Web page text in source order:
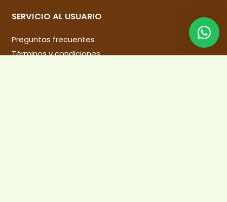
SERVICIO AL USUARIO
Preguntas frecuentes
Términos y condiciones